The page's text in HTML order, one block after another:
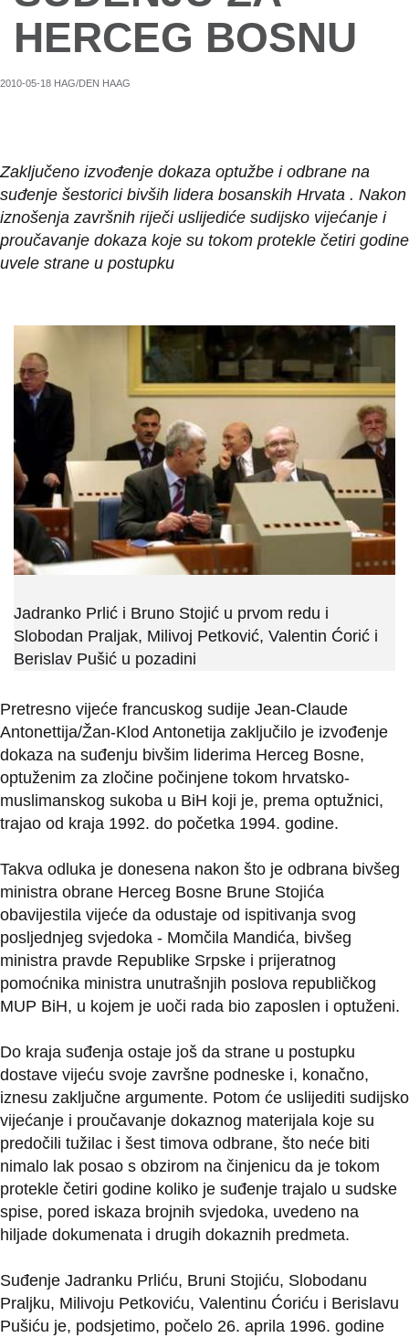
HERCEG BOSNU
2010-05-18 HAG/DEN HAAG
Zaključeno izvođenje dokaza optužbe i odbrane na
suđenje šestorici bivših lidera bosanskih Hrvata . Nakon
iznošenja završnih riječi uslijediće sudijsko vijećanje i
proučavanje dokaza koje su tokom protekle četiri godine
uvele strane u postupku
Jadranko Prlić i Bruno Stojić u prvom redu i
Slobodan Praljak, Milivoj Petković, Valentin Ćorić i
Berislav Pušić u pozadini
Pretresno vijeće francuskog sudije Jean-Claude
Antonettija/Žan-Klod Antonetija zaključilo je izvođenje
dokaza na suđenju bivšim liderima Herceg Bosne,
optuženim za zločine počinjene tokom hrvatsko-
muslimanskog sukoba u BiH koji je, prema optužnici,
trajao od kraja 1992. do početka 1994. godine.
Takva odluka je donesena nakon što je odbrana bivšeg
ministra obrane Herceg Bosne Brune Stojića
obavijestila vijeće da odustaje od ispitivanja svog
posljednjeg svjedoka - Momčila Mandića, bivšeg
ministra pravde Republike Srpske i prijeratnog
pomoćnika ministra unutrašnjih poslova republičkog
MUP BiH, u kojem je uoči rada bio zaposlen i optuženi.
Do kraja suđenja ostaje još da strane u postupku
dostave vijeću svoje završne podneske i, konačno,
iznesu zaključne argumente. Potom će uslijediti sudijsko
vijećanje i proučavanje dokaznog materijala koje su
predočili tužilac i šest timova odbrane, što neće biti
nimalo lak posao s obzirom na činjenicu da je tokom
protekle četiri godine koliko je suđenje trajalo u sudske
spise, pored iskaza brojnih svjedoka, uvedeno na
hiljade dokumenata i drugih dokaznih predmeta.
Suđenje Jadranku Prliću, Bruni Stojiću, Slobodanu
Praljku, Milivoju Petkoviću, Valentinu Ćoriću i Berislavu
Pušiću je, podsjetimo, počelo 26. aprila 1996. godine